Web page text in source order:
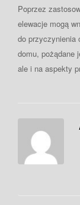
Poprzez
elewacje mogą
do przyczynienia
domu, pożądane
ale i na aspekty